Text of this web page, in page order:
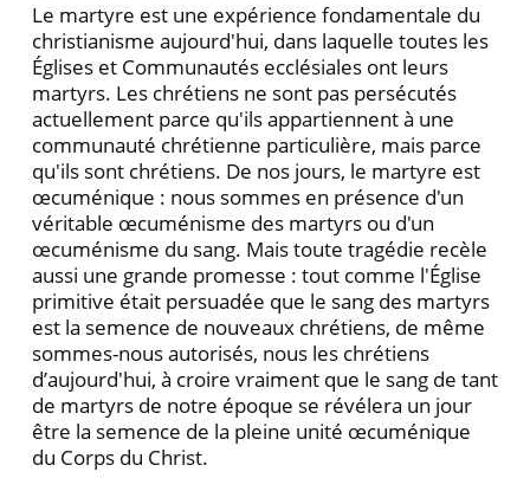
Le martyre est une expérience fondamentale du
christianisme aujourd'hui, dans laquelle toutes les
Églises et Communautés ecclésiales ont leurs
martyrs. Les chrétiens ne sont pas persécutés
actuellement parce qu'ils appartiennent à une
communauté chrétienne particulière, mais parce
qu'ils sont chrétiens. De nos jours, le martyre est
œcuménique : nous sommes en présence d'un
véritable œcuménisme des martyrs ou d'un
œcuménisme du sang. Mais toute tragédie recèle
aussi une grande promesse : tout comme l'Église
primitive était persuadée que le sang des martyrs
est la semence de nouveaux chrétiens, de même
sommes-nous autorisés, nous les chrétiens
d’aujourd'hui, à croire vraiment que le sang de tant
de martyrs de notre époque se révélera un jour
être la semence de la pleine unité œcuménique
du Corps du Christ.